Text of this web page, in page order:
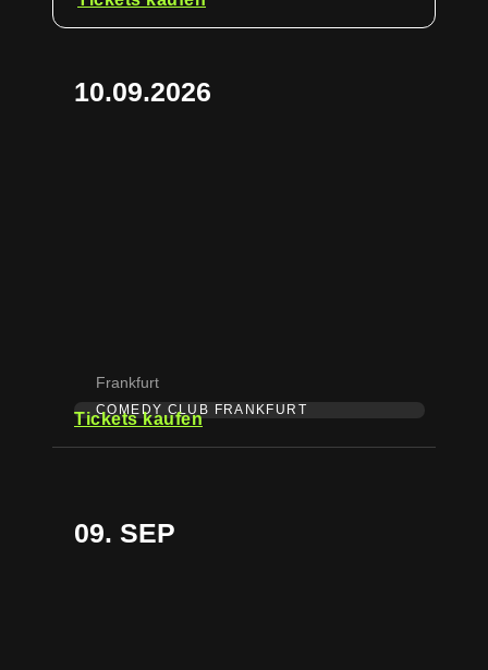
10.09.2026
Frankfurt
COMEDY CLUB FRANKFURT
Tickets kaufen
09. SEP